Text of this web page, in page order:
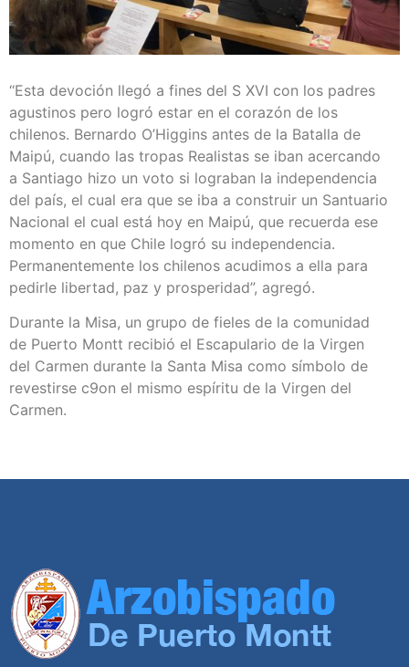
“Esta devoción llegó a fines del S XVI con los padres
agustinos pero logró estar en el corazón de los
chilenos. Bernardo O’Higgins antes de la Batalla de
Maipú, cuando las tropas Realistas se iban acercando
a Santiago hizo un voto si lograban la independencia
del país, el cual era que se iba a construir un Santuario
Nacional el cual está hoy en Maipú, que recuerda ese
momento en que Chile logró su independencia.
Permanentemente los chilenos acudimos a ella para
pedirle libertad, paz y prosperidad”, agregó.
Durante la Misa, un grupo de fieles de la comunidad
de Puerto Montt recibió el Escapulario de la Virgen
del Carmen durante la Santa Misa como símbolo de
revestirse c9on el mismo espíritu de la Virgen del
Carmen.